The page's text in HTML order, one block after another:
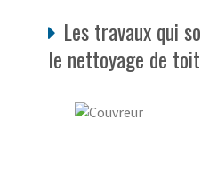
Les travaux qui
le nettoyage de